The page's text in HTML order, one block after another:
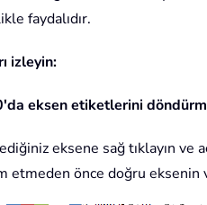
faydalıdır.
izleyin:
eksen etiketlerini
eksene sağ tıklayın ve
etmeden önce doğru eksenin